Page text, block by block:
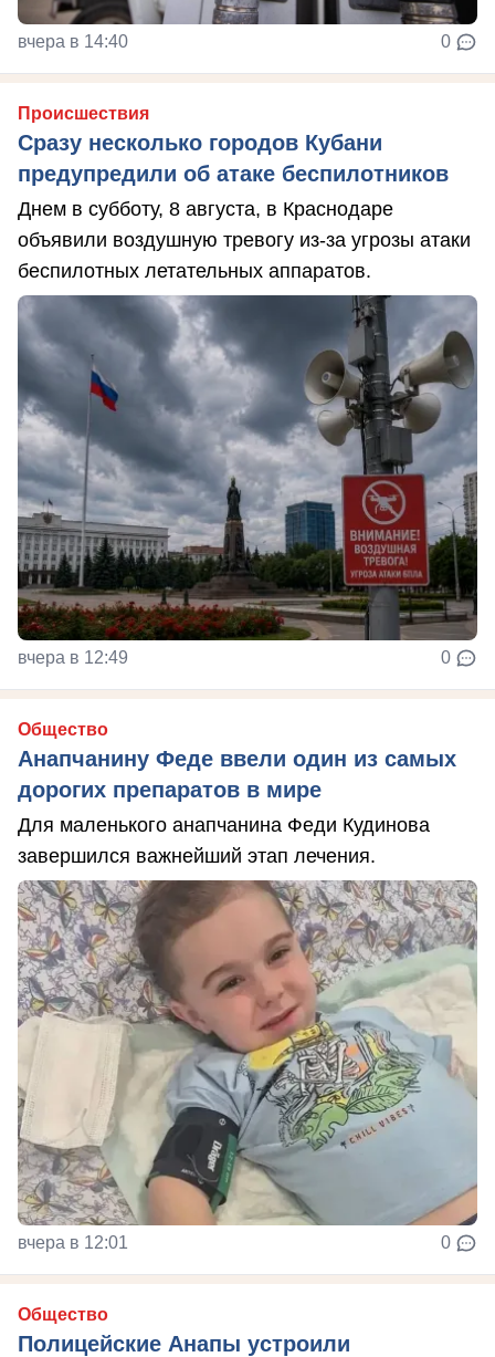
вчера в 14:40 0
Происшествия
Сразу несколько городов Кубани
предупредили об атаке беспилотников
Днем в субботу, 8 августа, в Краснодаре
объявили воздушную тревогу из-за угрозы атаки
беспилотных летательных аппаратов.
вчера в 12:49 0
Общество
Анапчанину Феде ввели один из самых
дорогих препаратов в мире
Для маленького анапчанина Феди Кудинова
завершился важнейший этап лечения.
вчера в 12:01 0
Общество
Полицейские Анапы устроили